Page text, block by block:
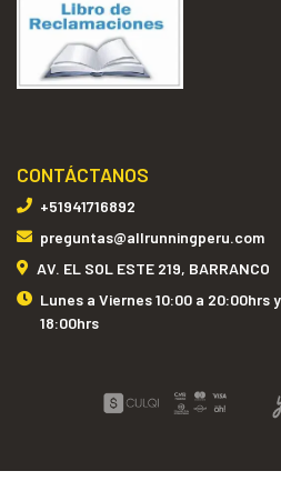
CONTÁCTANOS
+51941716892
preguntas@allrunningperu.com
AV. EL SOL ESTE 219, BARRANCO
Lunes a Viernes 10:00 a 20:00hrs
18:00hrs
ALL RUNNING